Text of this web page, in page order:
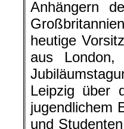
Anhängern
heutige
aus
Leipzig über
jugendlichem
und